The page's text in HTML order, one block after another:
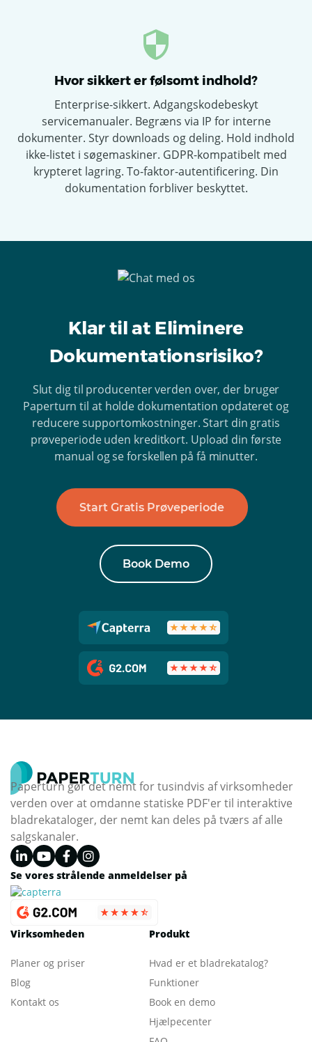
Hvor sikkert er følsomt indhold?
Enterprise-sikkert. Adgangskodebeskyt
servicemanualer. Begræns via IP for interne
dokumenter. Styr downloads og deling. Hold indhold
ikke-listet i søgemaskiner. GDPR-kompatibelt med
krypteret lagring. To-faktor-autentificering. Din
dokumentation forbliver beskyttet.
Klar til at Eliminere
Dokumentationsrisiko?
Slut dig til producenter verden over, der bruger
Paperturn til at holde dokumentation opdateret og
reducere supportomkostninger. Start din gratis
prøveperiode uden kreditkort. Upload din første
manual og se forskellen på få minutter.
Start Gratis Prøveperiode
Book Demo
Paperturn gør det nemt for tusindvis af virksomheder
verden over at omdanne statiske PDF'er til interaktive
bladrekataloger, der nemt kan deles på tværs af alle
salgskanaler.
Se vores strålende anmeldelser på
Virksomheden
Planer og priser
Blog
Kontakt os
Produkt
Hvad er et bladrekatalog?
Funktioner
Book en demo
Hjælpecenter